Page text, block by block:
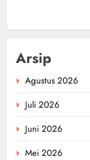
Arsip
Agustus 2026
Juli 2026
Juni 2026
Mei 2026